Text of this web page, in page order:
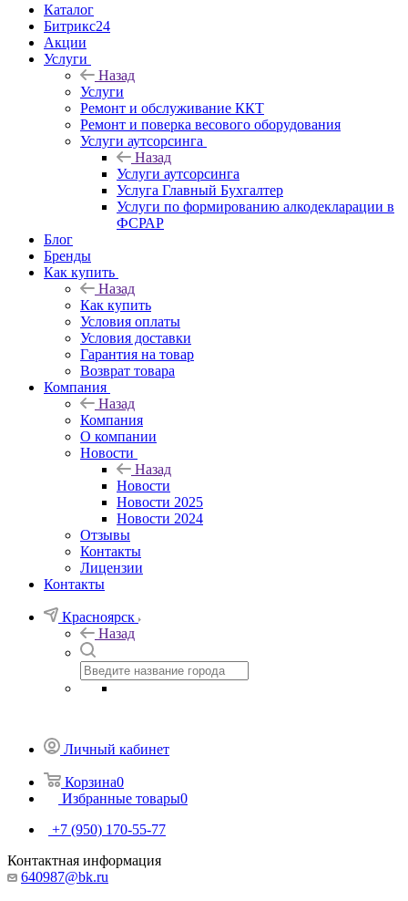
Каталог
Битрикс24
Акции
Услуги
Назад
Услуги
Ремонт и обслуживание ККТ
Ремонт и поверка весового оборудования
Услуги аутсорсинга
Назад
Услуги аутсорсинга
Услуга Главный Бухгалтер
Услуги по формированию алкодекларации в
ФСРАР
Блог
Бренды
Как купить
Назад
Как купить
Условия оплаты
Условия доставки
Гарантия на товар
Возврат товара
Компания
Назад
Компания
О компании
Новости
Назад
Новости
Новости 2025
Новости 2024
Отзывы
Контакты
Лицензии
Контакты
Красноярск
Назад
Личный кабинет
Корзина0
Избранные товары0
+7 (950) 170-55-77
Контактная информация
640987@bk.ru